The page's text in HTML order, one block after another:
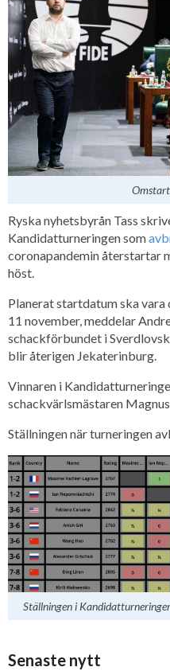
Ryska nyhetsbyrån Tass
Kandidatturneringen som
coronapandemin återstartar
höst.
Planerat startdatum ska
11 november, meddelar
schackförbundet i
blir återigen Jekaterinburg.
Vinnaren i
schackvärlsmästaren
Ställningen när turneringen
Ställningen i
Senaste nytt